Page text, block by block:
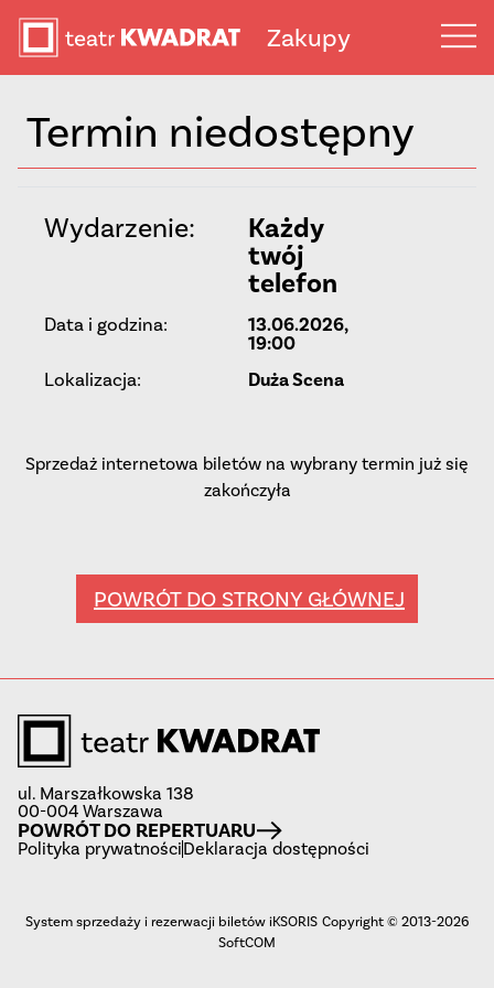
Zakupy
Termin niedostępny
Wydarzenie:
Każdy
twój
telefon
Data i godzina:
13.06.2026,
19:00
Lokalizacja: Duża Scena
Sprzedaż internetowa biletów na wybrany termin już się
zakończyła
POWRÓT DO STRONY GŁÓWNEJ
ul. Marszałkowska 138
00-004 Warszawa
POWRÓT DO REPERTUARU
Polityka prywatnościDeklaracja dostępności
System sprzedaży i rezerwacji biletów iKSORIS Copyright © 2013-2026
SoftCOM